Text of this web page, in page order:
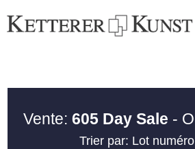
Vente: 605 Day Sale -
Trier par: Lot